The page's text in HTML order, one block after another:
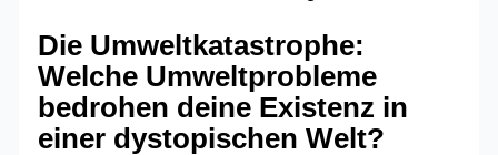
Die Umweltkatastrophe:
Welche Umweltprobleme
bedrohen deine Existenz in
einer dystopischen Welt?